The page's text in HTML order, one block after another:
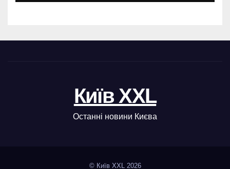
Київ XXL
Останні новини Києва
© Київ XXL 2026